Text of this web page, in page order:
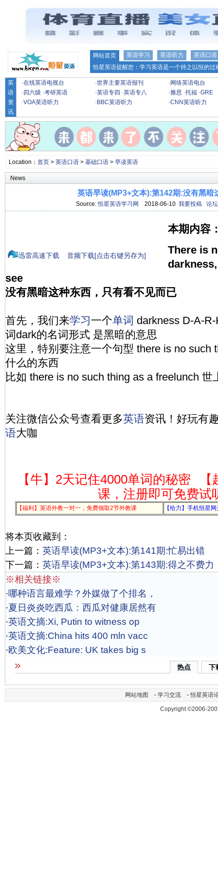
网站首页 英语学习 英语听力
英语口语
恒星英语提醒您：学习英语是一个持之以恒的
英
语
资
讯
·在线英语电视台 ·世界主要英语报刊 · 网络英语电台
· 四六级 ·考研英语 ·英语专四 ·英语专八 ·雅思 ·托福 ·GRE
·VOA英语听力 · BBC英语听力 ·CNN英语听力
Location： 首页> 英语口语> 基础口语> 早读英语
News
英语早读(MP3+文本):第142期:没有黑暗
Source:恒星英语学习网 2018-06-10 我要投稿 论坛
迅雷高速下载 音频下载[点击右键另存为]
本期内容
There is
see
没有黑暗这种东西，只有看不见而已
首先，我们来学习一个单词 darkness D-A-
词dark的名词形式 是黑暗的意思
这里，特别要注意一个句型 there is no such
什么的东西
比如 there is no such thing as a freelunch 世
关注微信公众号查看更多英语资讯！好玩有
语大咖
【牛】2天记住4000单词的秘密
课，注册即可免费试
【福利】英语外教一对一，免费领取2节外教课 【给力】手机恒星
将本页收藏到：
上一篇： 英语早读(MP3+文本):第141期:忙易出错
下一篇： 英语早读(MP3+文本):第143期:得之不费力
※相关链接※
·哪种语言最难学？外媒做了个排名，
·夏日炎炎吃西瓜：西瓜对健康居然有
·英语文摘:Xi, Putin to witness op
·英语文摘:China hits 400 mln vacc
·欧美文化:Feature: UK takes big s
热点 下
网站地图 - 学习交流 -恒星英语
Copyright ©2006-